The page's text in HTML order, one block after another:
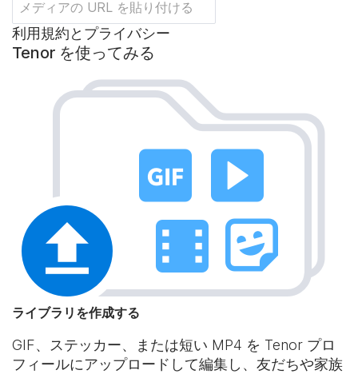
利用規約とプライバシー
Tenor を使ってみる
ライブラリを作成する
GIF、ステッカー、または短い MP4 を Tenor プロ
フィールにアップロードして編集し、友だちや家族